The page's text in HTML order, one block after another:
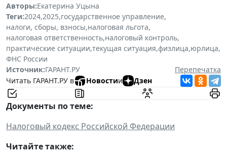
Авторы:Екатерина Уцына
Теги:2024,2025,государственное управление,
налоги, сборы, взносы,налоговая льгота,
налоговая ответственность,налоговый контроль,
практические ситуации,текущая ситуация,физлица,юрлица,
ФНС России
Источник:ГАРАНТ.РУ
Перепечатка
Читать ГАРАНТ.РУ в
Новостии Дзен
Документы по теме:
Налоговый кодекс Российской Федерации
Читайте также: